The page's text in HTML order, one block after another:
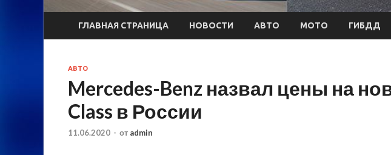
ГЛАВНАЯ СТРАНИЦА НОВОСТИ АВТО МОТО ГИБДД
АВТО
Mercedes-Benz назвал цены на
Class в России
11.06.2020 - от admin